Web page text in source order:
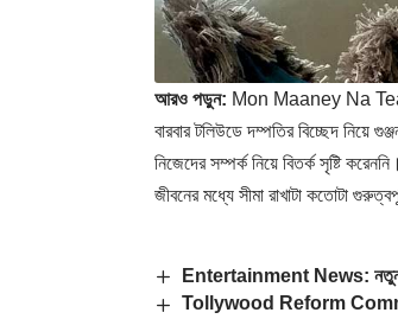
আরও পড়ুন: Mon Maaney Na Teaser
বারবার টলিউডে দম্পতির বিচ্ছেদ নিয়ে
নিজেদের সম্পর্ক নিয়ে বিতর্ক সৃষ্টি
জীবনের মধ্যে সীমা রাখাটা কতোটা
Entertainment News: নতুন
Tollywood Reform